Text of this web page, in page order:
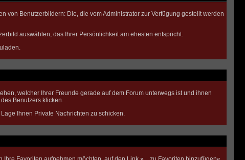
von Benutzerbildern: Die, die vom Administrator zur Verfügung gestellt werden
auswählen, das Ihrer Persönlichkeit am ehesten entspricht.
welcher Ihrer Freunde gerade auf dem Forum unterwegs ist und ihnen
Benutzers klicken.
Ihnen Private Nachrichten zu schicken.